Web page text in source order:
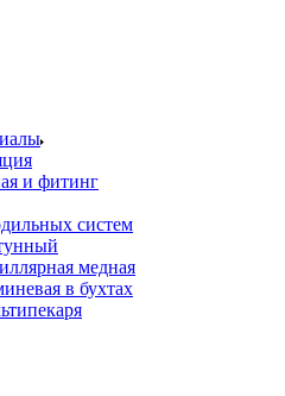
и фитинг
систем
медная
в бухтах